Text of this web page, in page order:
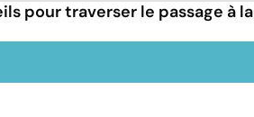
pour traverser le passage à la